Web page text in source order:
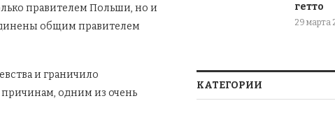
правителем Польши, но и
общим правителем
и граничило
одним из очень
гетто
29 марта
КАТЕГОРИИ